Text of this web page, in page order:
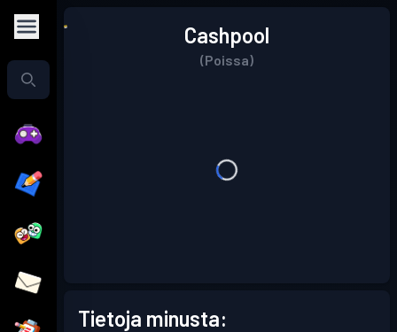
Cashpool
(Poissa)
Tietoja minusta: